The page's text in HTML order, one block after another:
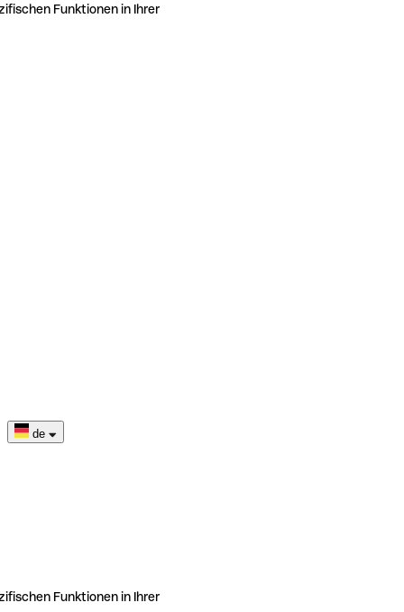
Funktionen in Ihrer
de
Funktionen in Ihrer